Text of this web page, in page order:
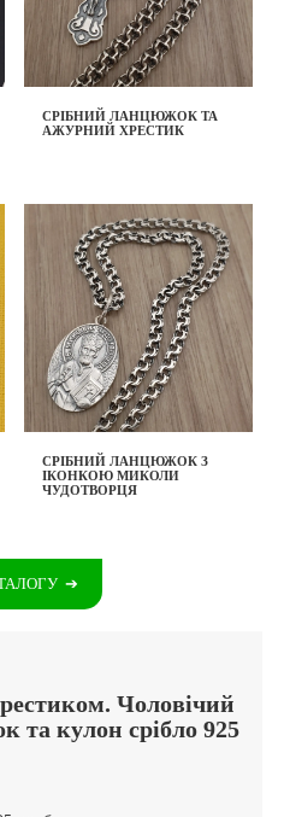
СРІБНИЙ ЛАНЦЮЖОК ТА
АЖУРНИЙ ХРЕСТИК
СРІБНИЙ ЛАНЦЮЖОК З
ІКОНКОЮ МИКОЛИ
ЧУДОТВОРЦЯ
➔
Чоловічий
та кулон срібло 925